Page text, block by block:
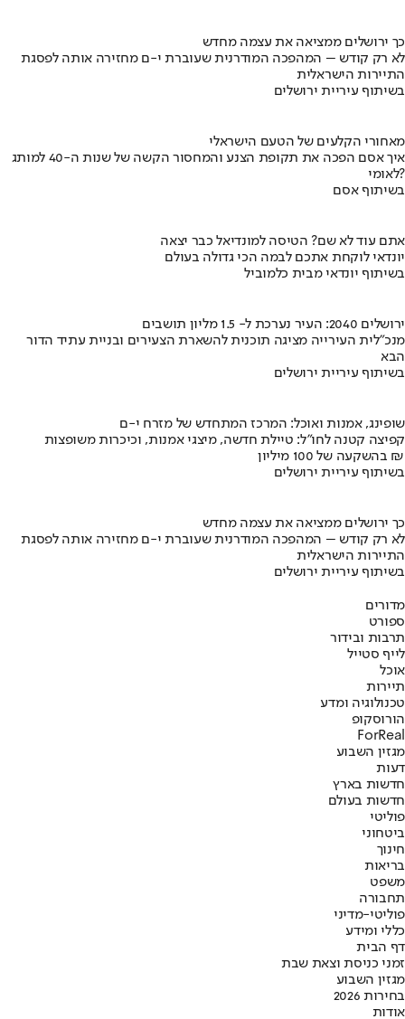
כך ירושלים ממציאה את עצמה מחדש
לא רק קודש – המהפכה המודרנית שעוברת י-ם מחזירה אותה לפסגת
התיירות הישראלית
בשיתוף עיריית ירושלים
מאחורי הקלעים של הטעם הישראלי
איך אסם הפכה את תקופת הצנע והמחסור הקשה של שנות ה-40 למותג
לאומי?
בשיתוף אסם
אתם עוד לא שם? הטיסה למונדיאל כבר יצאה
יונדאי לוקחת אתכם לבמה הכי גדולה בעולם
בשיתוף יונדאי מבית כלמוביל
ירושלים 2040: העיר נערכת ל- 1.5 מליון תושבים
מנכ"לית העירייה מציגה תוכנית להשארת הצעירים ובניית עתיד הדור
הבא
בשיתוף עיריית ירושלים
שופינג, אמנות ואוכל: המרכז המתחדש של מזרח י-ם
קפיצה קטנה לחו"ל: טיילת חדשה, מיצגי אמנות, וכיכרות משופצות
בהשקעה של 100 מיליון ₪
בשיתוף עיריית ירושלים
כך ירושלים ממציאה את עצמה מחדש
לא רק קודש – המהפכה המודרנית שעוברת י-ם מחזירה אותה לפסגת
התיירות הישראלית
בשיתוף עיריית ירושלים
מדורים
ספורט
תרבות ובידור
לייף סטייל
אוכל
תיירות
טכנולוגיה ומדע
הורוסקופ
ForReal
מגזין השבוע
דעות
חדשות בארץ
חדשות בעולם
פוליטי
ביטחוני
חינוך
בריאות
משפט
תחבורה
פוליטי-מדיני
כללי ומידע
דף הבית
זמני כניסת וצאת שבת
מגזין השבוע
בחירות 2026
אודות